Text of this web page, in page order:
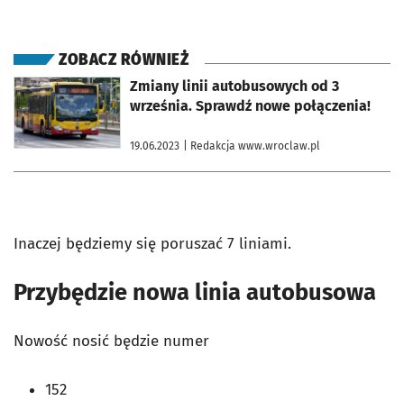
ZOBACZ RÓWNIEŻ
Zmiany linii autobusowych od 3
września. Sprawdź nowe połączenia!
19.06.2023 | Redakcja www.wroclaw.pl
otworzy się w nowej karcie
Inaczej będziemy się poruszać 7 liniami.
Przybędzie nowa linia autobusowa
Nowość nosić będzie numer
152